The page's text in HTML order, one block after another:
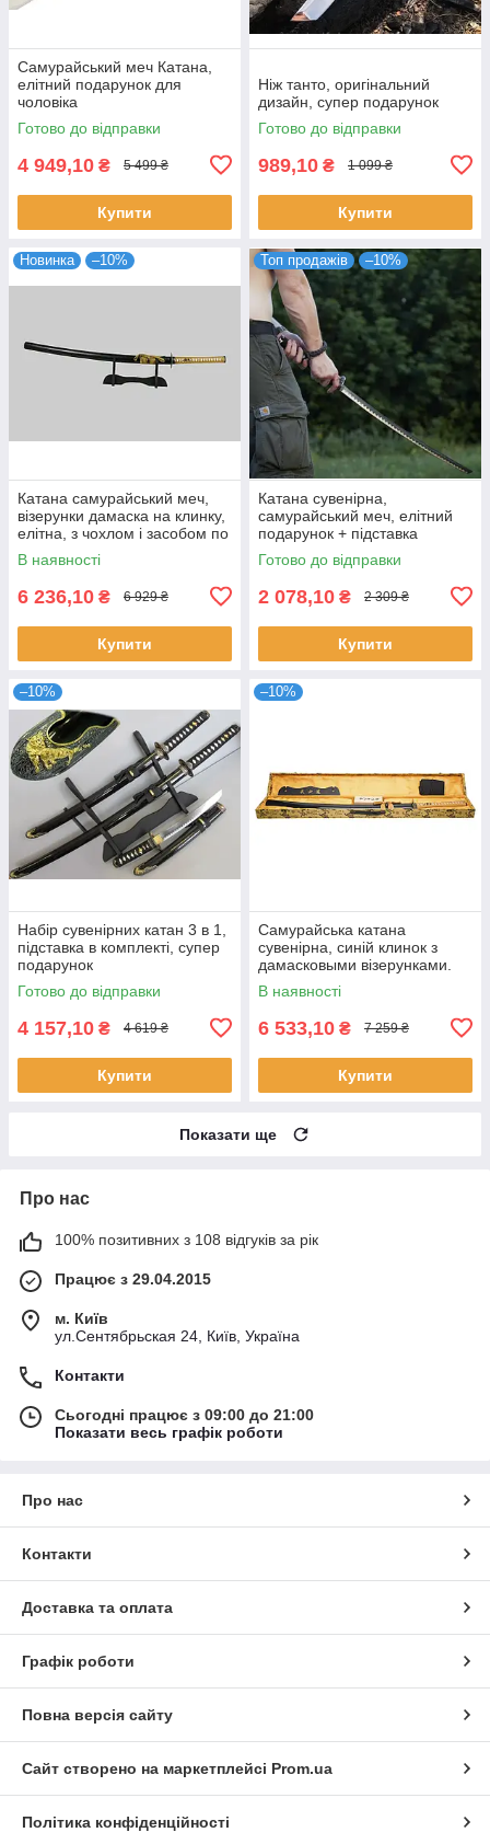
Самурайський меч Катана,
елітний подарунок для
чоловіка
Готово до відправки
4 949,10 ₴ 5 499 ₴
Купити
Ніж танто, оригінальний
дизайн, супер подарунок
Готово до відправки
989,10 ₴ 1 099 ₴
Купити
Новинка –10%
Катана самурайський меч,
візерунки дамаска на клинку,
елітна, з чохлом і засобом по
догляду
В наявності
6 236,10 ₴ 6 929 ₴
Купити
Топ продажів –10%
Катана сувенірна,
самурайський меч, елітний
подарунок + підставка
Готово до відправки
2 078,10 ₴ 2 309 ₴
Купити
–10%
Набір сувенірних катан 3 в 1,
підставка в комплекті, супер
подарунок
Готово до відправки
4 157,10 ₴ 4 619 ₴
Купити
–10%
Самурайська катана
сувенірна, синій клинок з
дамасковыми візерунками.
Подарунок для справжнього
чоловіка.
В наявності
6 533,10 ₴ 7 259 ₴
Купити
Показати ще
Про нас
100% позитивних з 108 відгуків за рік
Працює з 29.04.2015
м. Київ
ул.Сентябрьская 24, Київ, Україна
Контакти
Сьогодні працює з 09:00 до 21:00
Показати весь графік роботи
Про нас
Контакти
Доставка та оплата
Графік роботи
Повна версія сайту
Сайт створено на маркетплейсі Prom.ua
Політика конфіденційності